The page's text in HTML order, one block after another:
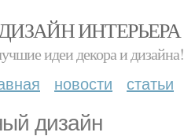
ИНТЕРЬЕРА
идеи декора и дизайна!
новости статьи
дизайн